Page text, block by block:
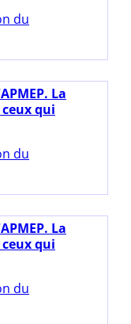
du
La
qui
du
La
qui
du